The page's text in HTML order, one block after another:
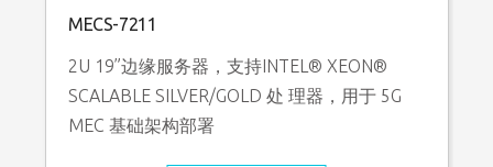
MECS-7211
2U 19”边缘服务器，支持INTEL® XEON®
SCALABLE SILVER/GOLD 处 理器，用于 5G
MEC 基础架构部署